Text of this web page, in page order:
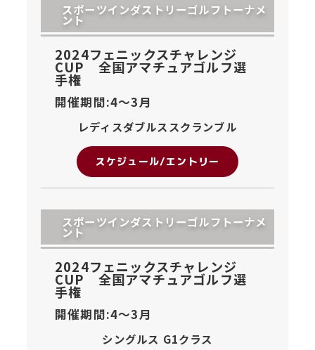
スポーツインダストリーゴルフトーナメ
ント
2024フェニックスチャレンジ
CUP 全国アマチュアゴルフ選
手権
開催期間:4〜3月
レディスダブルススクランブル
スケジュール/エントリー
スポーツインダストリーゴルフトーナメ
ント
2024フェニックスチャレンジ
CUP 全国アマチュアゴルフ選
手権
開催期間:4〜3月
シングルス G1クラス